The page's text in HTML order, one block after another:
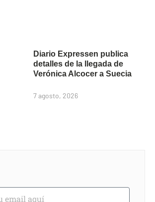
Diario Expressen publica
detalles de la llegada de
Verónica Alcocer a Suecia
7 agosto, 2026